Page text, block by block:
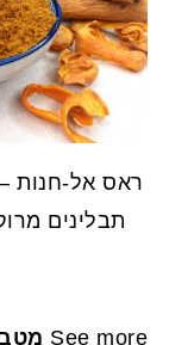
ראס אל-חנות
תבלינים
See more